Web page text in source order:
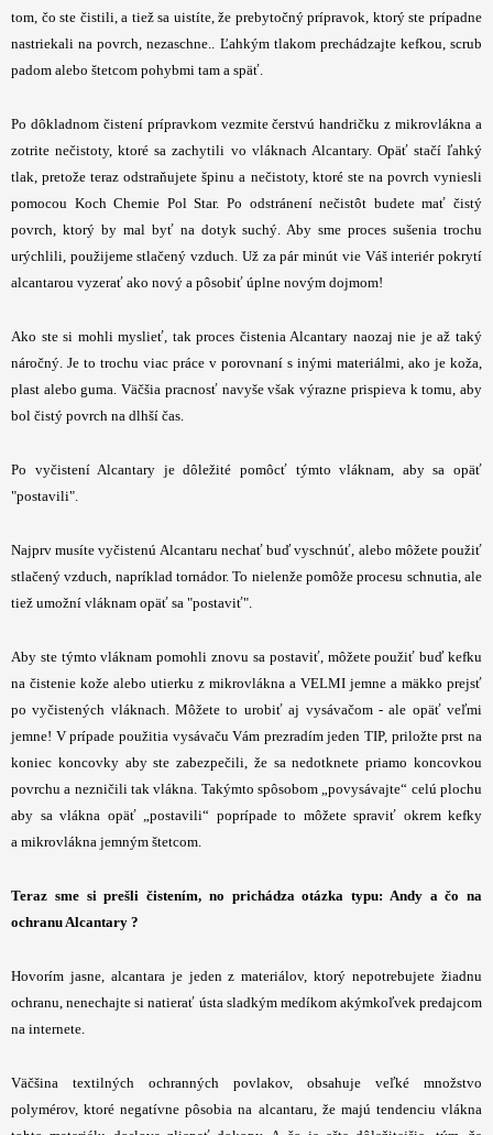
tom, čo ste čistili, a tiež sa uistíte, že prebytočný prípravok, ktorý ste prípadne
nastriekali na povrch, nezaschne.. Ľahkým tlakom prechádzajte kefkou, scrub
padom alebo štetcom pohybmi tam a späť.
Po dôkladnom čistení prípravkom vezmite čerstvú handričku z mikrovlákna a
zotrite nečistoty, ktoré sa zachytili vo vláknach Alcantary. Opäť stačí ľahký
tlak, pretože teraz odstraňujete špinu a nečistoty, ktoré ste na povrch vyniesli
pomocou Koch Chemie Pol Star. Po odstránení nečistôt budete mať čistý
povrch, ktorý by mal byť na dotyk suchý. Aby sme proces sušenia trochu
urýchlili, použijeme stlačený vzduch. Už za pár minút vie Váš interiér pokrytí
alcantarou vyzerať ako nový a pôsobiť úplne novým dojmom!
Ako ste si mohli myslieť, tak proces čistenia Alcantary naozaj nie je až taký
náročný. Je to trochu viac práce v porovnaní s inými materiálmi, ako je koža,
plast alebo guma. Väčšia pracnosť navyše však výrazne prispieva k tomu, aby
bol čistý povrch na dlhší čas.
Po vyčistení Alcantary je dôležité pomôcť týmto vláknam, aby sa opäť
"postavili".
Najprv musíte vyčistenú Alcantaru nechať buď vyschnúť, alebo môžete použiť
stlačený vzduch, napríklad tornádor. To nielenže pomôže procesu schnutia, ale
tiež umožní vláknam opäť sa "postaviť".
Aby ste týmto vláknam pomohli znovu sa postaviť, môžete použiť buď kefku
na čistenie kože alebo utierku z mikrovlákna a VELMI jemne a mäkko prejsť
po vyčistených vláknach. Môžete to urobiť aj vysávačom - ale opäť veľmi
jemne! V prípade použitia vysávaču Vám prezradím jeden TIP, priložte prst na
koniec koncovky aby ste zabezpečili, že sa nedotknete priamo koncovkou
povrchu a nezničili tak vlákna. Takýmto spôsobom „povysávajte“ celú plochu
aby sa vlákna opäť „postavili“ poprípade to môžete spraviť okrem kefky
a mikrovlákna jemným štetcom.
Teraz sme si prešli čistením, no prichádza otázka typu: Andy a čo na
ochranu Alcantary ?
Hovorím jasne, alcantara je jeden z materiálov, ktorý nepotrebujete žiadnu
ochranu, nenechajte si natierať ústa sladkým medíkom akýmkoľvek predajcom
na internete.
Väčšina textilných ochranných povlakov, obsahuje veľké množstvo
polymérov, ktoré negatívne pôsobia na alcantaru, že majú tendenciu vlákna